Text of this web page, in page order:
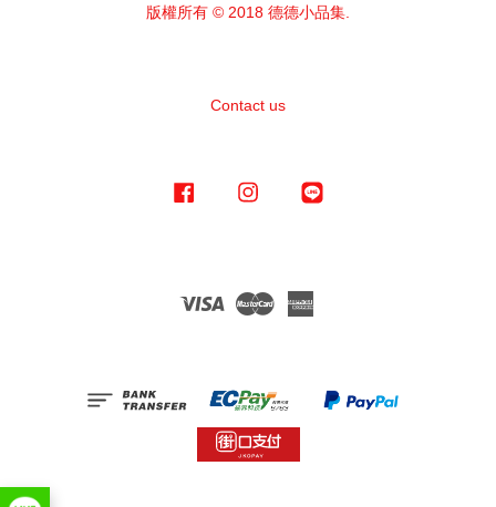
版權所有 © 2018 德德小品集.
Contact us
Facebook Instagram
Visa Master